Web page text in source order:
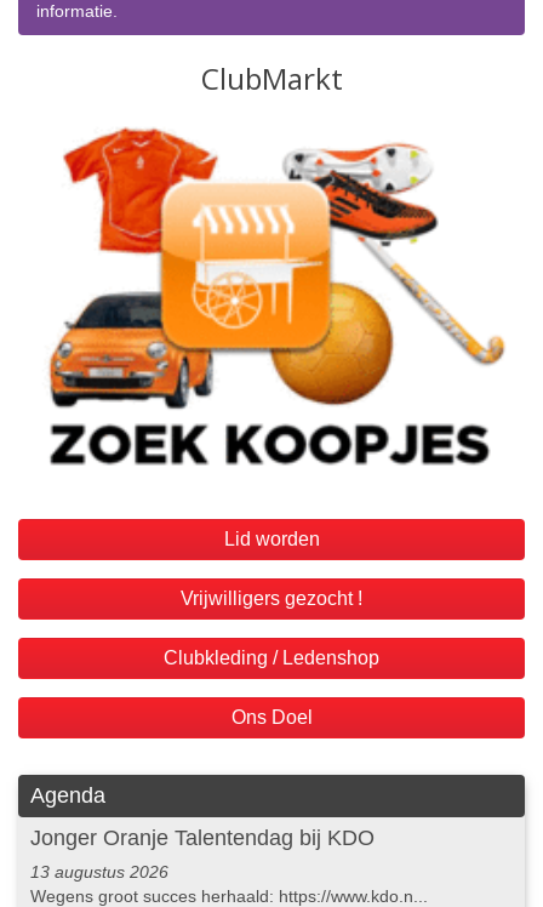
informatie.
Lid worden
Vrijwilligers gezocht !
Clubkleding / Ledenshop
Ons Doel
Agenda
Jonger Oranje Talentendag bij KDO
13 augustus 2026
Wegens groot succes herhaald: https://www.kdo.n...